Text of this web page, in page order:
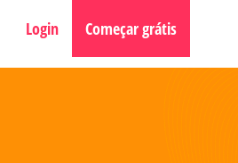
Login Começar grátis